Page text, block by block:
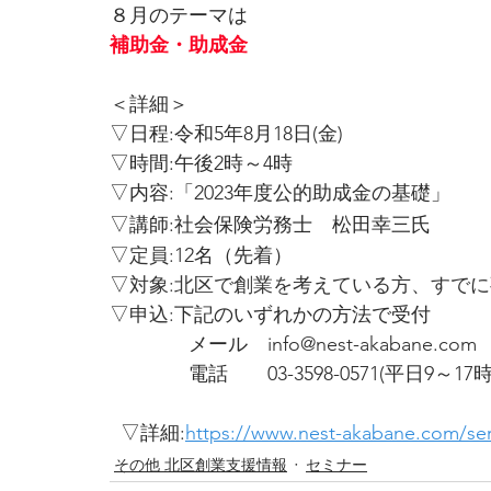
８月のテーマは
補助金・助成金
＜詳細＞
▽日程:令和5年8月18日(金)
▽時間:午後2時～4時
▽内容:「2023年度公的助成金の基礎」
▽講師:社会保険労務士　松田幸三氏
▽定員:12名（先着）
▽対象:北区で創業を考えている方、すで
▽申込:下記のいずれかの方法で受付
メール　info@nest-akabane.com
電話　　03-3598-0571(平日9～17時
  ▽詳細:
https://www.nest-akabane.com/
その他 北区創業支援情報 セミナー